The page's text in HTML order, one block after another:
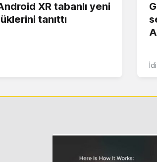
XR tabanlı yeni
tanıttı